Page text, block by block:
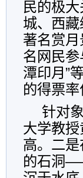
民的极
城、西
著名赏月
名网民参
潭印月”
的得票率
针对
大学教
高。二
的石洞